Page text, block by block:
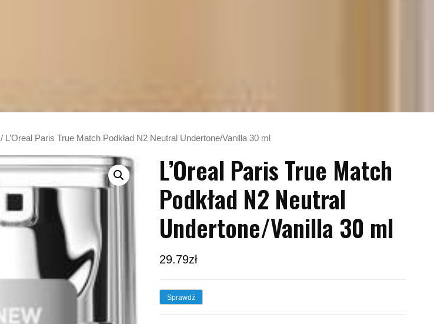
/ L’Oreal Paris True Match Podkład N2 Neutral Undertone/Vanilla 30 ml
L’Oreal Paris True Match
Podkład N2 Neutral
Undertone/Vanilla 30 ml
29.79zł
Sprawdź